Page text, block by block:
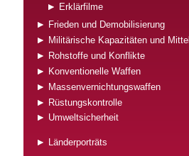
Erklärfilme
Frieden und Demobilisierung
Militärische Kapazitäten und Mittel
Rohstoffe und Konflikte
Konventionelle Waffen
Massenvernichtungswaffen
Rüstungskontrolle
Umweltsicherheit
Länderporträts